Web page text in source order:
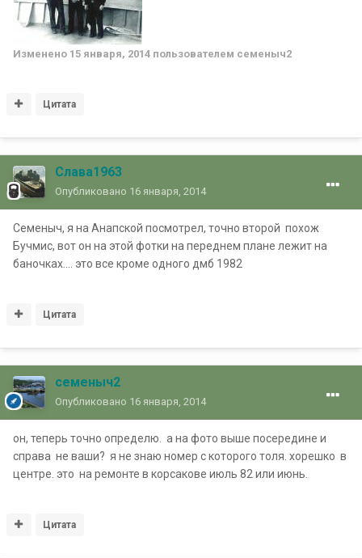
Изменено 15 января, 2014 пользователем семеныч2
Цитата
Слава1963
Опубликовано 16 января, 2014
Семеныч, я на Анапской посмотрел, точно второй похож
Бучмис, вот он на этой фотки на переднем плане лежит на
баночках.... это все кроме одного дмб 1982
Цитата
семеныч2
Опубликовано 16 января, 2014
он, теперь точно определю. а на фото выше посередине и
справа не ваши? я не знаю номер с которого толя. хорешко в
центре. это на ремонте в корсакове июль 82 или июнь.
Цитата